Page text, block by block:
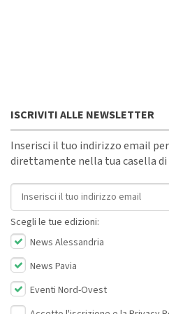
ISCRIVITI ALLE NEWSLETTER
Inserisci il tuo indirizzo email
direttamente nella tua casella
Indirizzo email
Scegli le tue edizioni:
News Alessandria
News Pavia
Eventi Nord-Ovest